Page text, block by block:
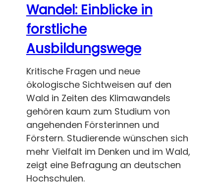
Wandel: Einblicke in
forstliche
Ausbildungswege
Kritische Fragen und neue
ökologische Sichtweisen auf den
Wald in Zeiten des Klimawandels
gehören kaum zum Studium von
angehenden Försterinnen und
Förstern. Studierende wünschen sich
mehr Vielfalt im Denken und im Wald,
zeigt eine Befragung an deutschen
Hochschulen.